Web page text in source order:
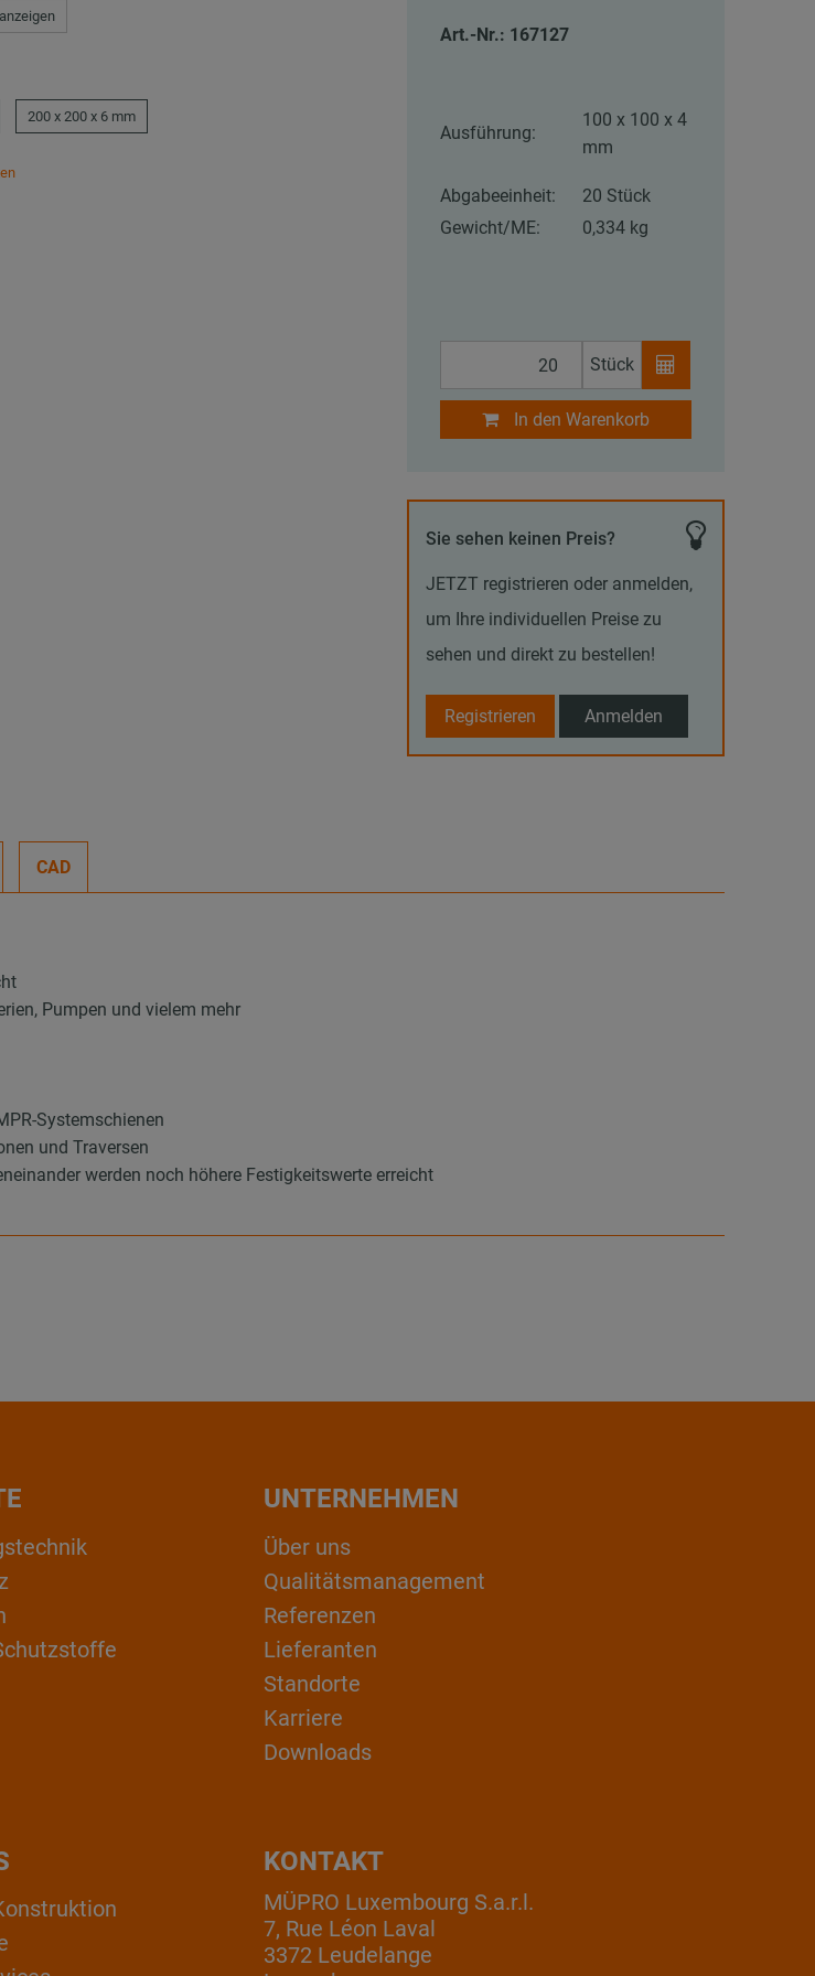
200 x 200 x 6 mm
Art.-Nr.: 167127
Ausführung:
100 x 100 x 4
mm
Abgabeeinheit:
20 Stück
Gewicht/ME:
0,334 kg
Stück
In den Warenkorb
Sie sehen keinen Preis?
JETZT registrieren oder anmelden,
um Ihre individuellen Preise zu
sehen und direkt zu bestellen!
Registrieren Anmelden
CAD
Pumpen und vielem mehr
Systemschienen
und Traversen
werden noch höhere Festigkeitswerte erreicht
UNTERNEHMEN
Über uns
Qualitätsmanagement
Referenzen
Lieferanten
Standorte
Karriere
Downloads
KONTAKT
MÜPRO Luxembourg S.a.r.l.
7, Rue Léon Laval
3372 Leudelange